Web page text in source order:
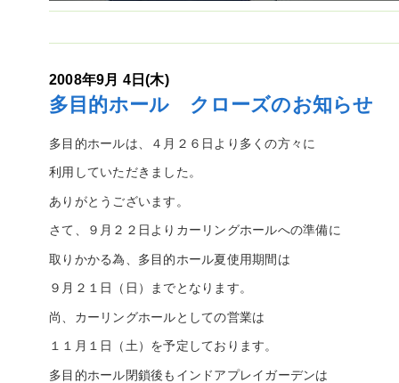
2008年9月 4日(木)
多目的ホール クローズのお知らせ
多目的ホールは、４月２６日より多くの方々に
利用していただきました。
ありがとうございます。
さて、９月２２日よりカーリングホールへの準備に
取りかかる為、多目的ホール夏使用期間は
９月２１日（日）までとなります。
尚、カーリングホールとしての営業は
１１月１日（土）を予定しております。
多目的ホール閉鎖後もインドアプレイガーデンは